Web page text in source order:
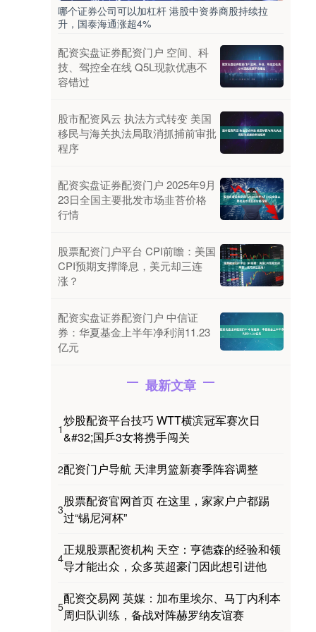
哪个证券公司可以加杠杆 港股中资券商股持续拉
升，国泰海通涨超4%
配资实盘证券配资门户 空间、科
技、驾控全在线 Q5L现款优惠不
容错过
股市配资风云 执法方式转变 美国
移民与海关执法局取消抓捕前审批
程序
配资实盘证券配资门户 2025年9月
23日全国主要批发市场韭苔价格
行情
股票配资门户平台 CPI前瞻：美国
CPI预期支撑降息，美元却三连
涨？
配资实盘证券配资门户 中信证
券：华夏基金上半年净利润11.23
亿元
最新文章
1
炒股配资平台技巧 WTT横滨冠军赛次日
&#32;国乒3女将携手闯关
2配资门户导航 天津男篮新赛季阵容调整
3
股票配资官网首页 在这里，家家户户都踢
过“锡尼河杯”
4
正规股票配资机构 天空：亨德森的经验和领
导才能出众，众多英超豪门因此想引进他
5
配资交易网 英媒：加布里埃尔、马丁内利本
周归队训练，备战对阵赫罗纳友谊赛